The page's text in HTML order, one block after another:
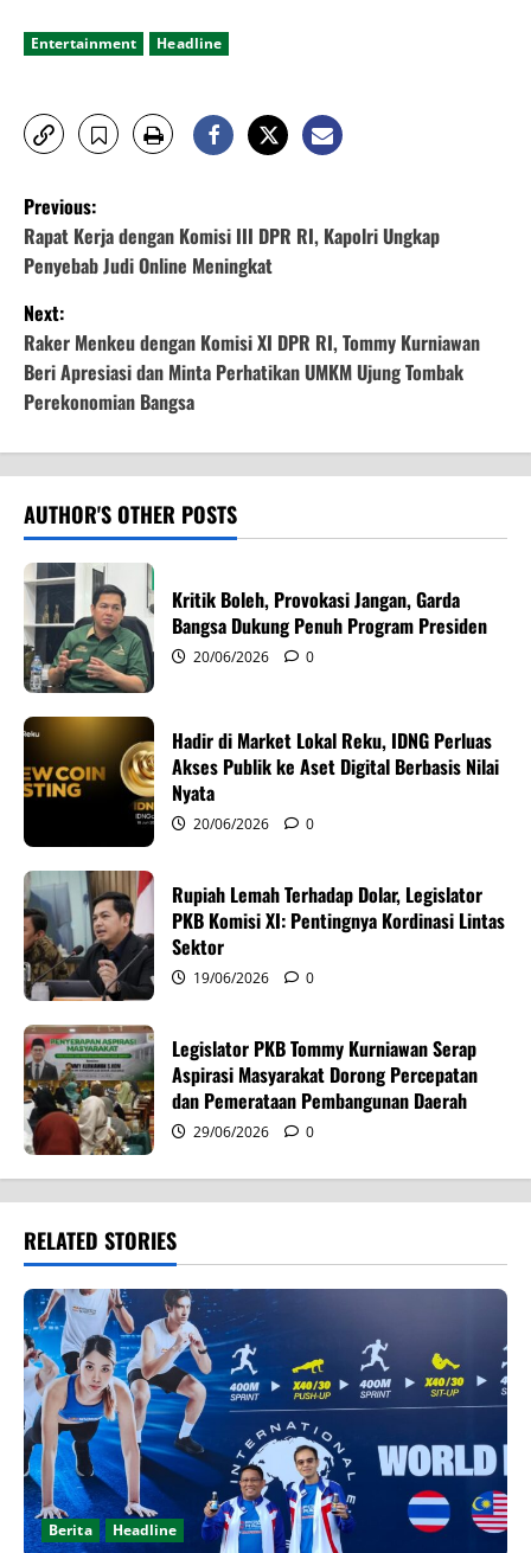
Entertainment Headline
P
o
s
t
n
a
v
i
g
a
t
i
o
n
Previous:
Rapat Kerja dengan Komisi III DPR RI, Kapolri Ungkap
Penyebab Judi Online Meningkat
Next:
Raker Menkeu dengan Komisi XI DPR RI, Tommy Kurniawan
Beri Apresiasi dan Minta Perhatikan UMKM Ujung Tombak
Perekonomian Bangsa
AUTHOR'S OTHER POSTS
Kritik Boleh, Provokasi Jangan, Garda
Bangsa Dukung Penuh Program Presiden
20/06/2026 0
Hadir di Market Lokal Reku, IDNG Perluas
Akses Publik ke Aset Digital Berbasis Nilai
Nyata
20/06/2026 0
Rupiah Lemah Terhadap Dolar, Legislator
PKB Komisi XI: Pentingnya Kordinasi Lintas
Sektor
19/06/2026 0
Legislator PKB Tommy Kurniawan Serap
Aspirasi Masyarakat Dorong Percepatan
dan Pemerataan Pembangunan Daerah
29/06/2026 0
RELATED STORIES
Berita Headline